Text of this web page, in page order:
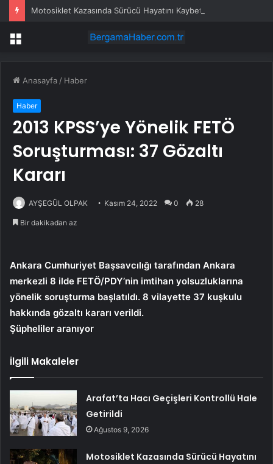
Motosiklet Kazasında Sürücü Hayatını Kaybetti
Menü
Anasayfa / Haber
Haber
2013 KPSS’ye Yönelik FETÖ
Soruşturması: 37 Gözaltı
Kararı
AYŞEGÜL OLPAK Kasım 24, 2022 0 28
Bir dakikadan az
Ankara Cumhuriyet Başsavcılığı tarafından Ankara
merkezli 8 ilde FETÖ/PDY’nin imtihan yolsuzluklarına
yönelik soruşturma başlatıldı. 8 vilayette 37 kuşkulu
hakkında gözaltı kararı verildi.
Şüpheliler aranıyor
İlgili Makaleler
Arafat’ta Hacı Geçişleri Kontrollü Hale
Getirildi
Ağustos 9, 2026
Motosiklet Kazasında Sürücü Hayatını